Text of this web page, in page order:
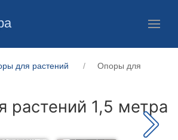
для растений
Опоры для
растений 1,5 метра